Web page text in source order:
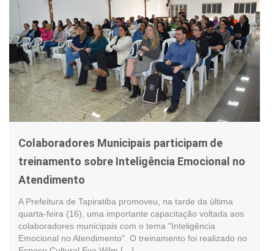
Colaboradores Municipais participam de
treinamento sobre Inteligência Emocional no
Atendimento
A Prefeitura de Tapiratiba promoveu, na tarde da última
quarta-feira (16), uma importante capacitação voltada aos
colaboradores municipais com o tema "Inteligência
Emocional no Atendimento". O treinamento foi realizado no